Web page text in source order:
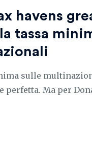
havens
tassa
sulle
perfetta. Ma per